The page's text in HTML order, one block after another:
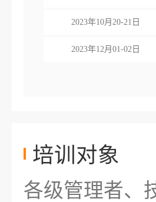
2023年10月20-21日
2023年12月01-02日
培训对象
各级管理者、